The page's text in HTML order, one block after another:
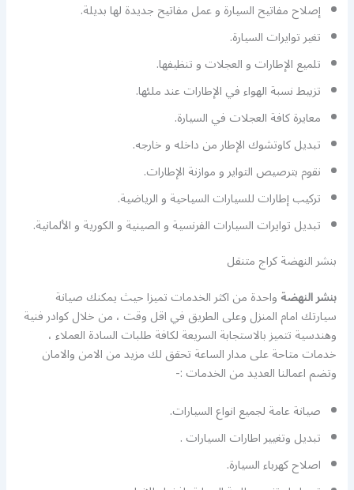
إصلاح مفاتيح السيارة و عمل مفاتيح جديدة لها بديلة.
تغير توايرات السيارة.
تلميع الإطارات و العجلات و تنظيفها.
تزبيط نسبة الهواء في الإطارات عند ملئها.
معايرة كافة العجلات في السيارة.
تبديل كاوتشوك الإطار من داخله و خارجه.
نقوم بترصيص التواير و موازنة الإطارات.
تركيب إطارات للسيارات السياحية و الرياضية.
تبديل توايرات السيارات الفرنسية و الصينية و الكورية و الألمانية.
بنشر النهضة كراج متنقل
بنشر النهضةواحدة من اكثر الخدمات تميزا حيث يمكنك صيانة
سيارتك امام المنزل وعلى الطريق في اقل وقت ، من خلال كوادر فنية
وهندسية تتميز بالاستجابة السريعة لكافة طلبات السادة العملاء ،
خدمات متاحة على مدار الساعة تحقق لك مزيد من الامن والامان
وتضم اعمالنا العديد من الخدمات :-
صيانة عامة لجميع انواع السيارات.
تبديل وتغيير اطارات السيارات .
اصلاح كهرباء السيارة.